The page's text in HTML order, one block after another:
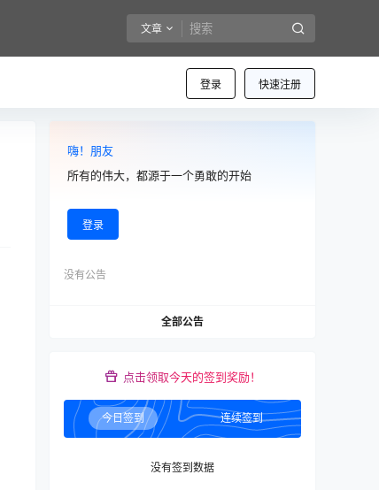
文章
登录 快速注册
嗨！朋友
所有的伟大，都源于一个勇敢的开始
登录
没有公告
全部公告
点击领取今天的签到奖励！
今日签到 连续签到
没有签到数据